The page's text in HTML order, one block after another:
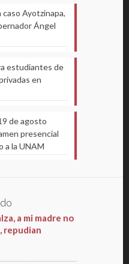
caso Ayotzinapa,
Ángel
estudiantes de
en
de agosto
presencial
a la UNAM
a mi madre no
repudian